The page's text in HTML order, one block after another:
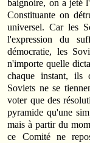
baignoire, on a jeté
Constituante on
universel. Car les
l'expression du
démocratie, les
n'importe quelle
chaque instant, ils
Soviets ne se
voter que des
pyramide qu'une
mais à partir du
ce Comité ne